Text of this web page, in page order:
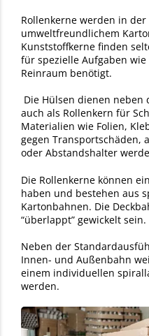
Rollenkerne werden in der
umweltfreundlichem
Kunststoffkerne finden
für spezielle Aufgaben
Reinraum benötigt.
Die Hülsen dienen neben
auch als Rollenkern für
Materialien wie Folien,
gegen Transportschäden,
oder Abstandshalter
Die Rollenkerne können
haben und bestehen aus
Kartonbahnen. Die
“überlappt” gewickelt sein.
Neben der
Innen- und Außenbahn
einem individuellen
werden.